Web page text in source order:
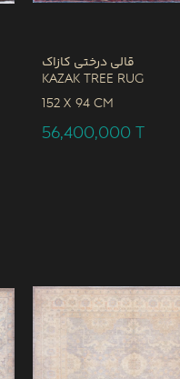
قالی درختی کازاک
Kazak Tree Rug
152 x 94 CM
56,400,000 T